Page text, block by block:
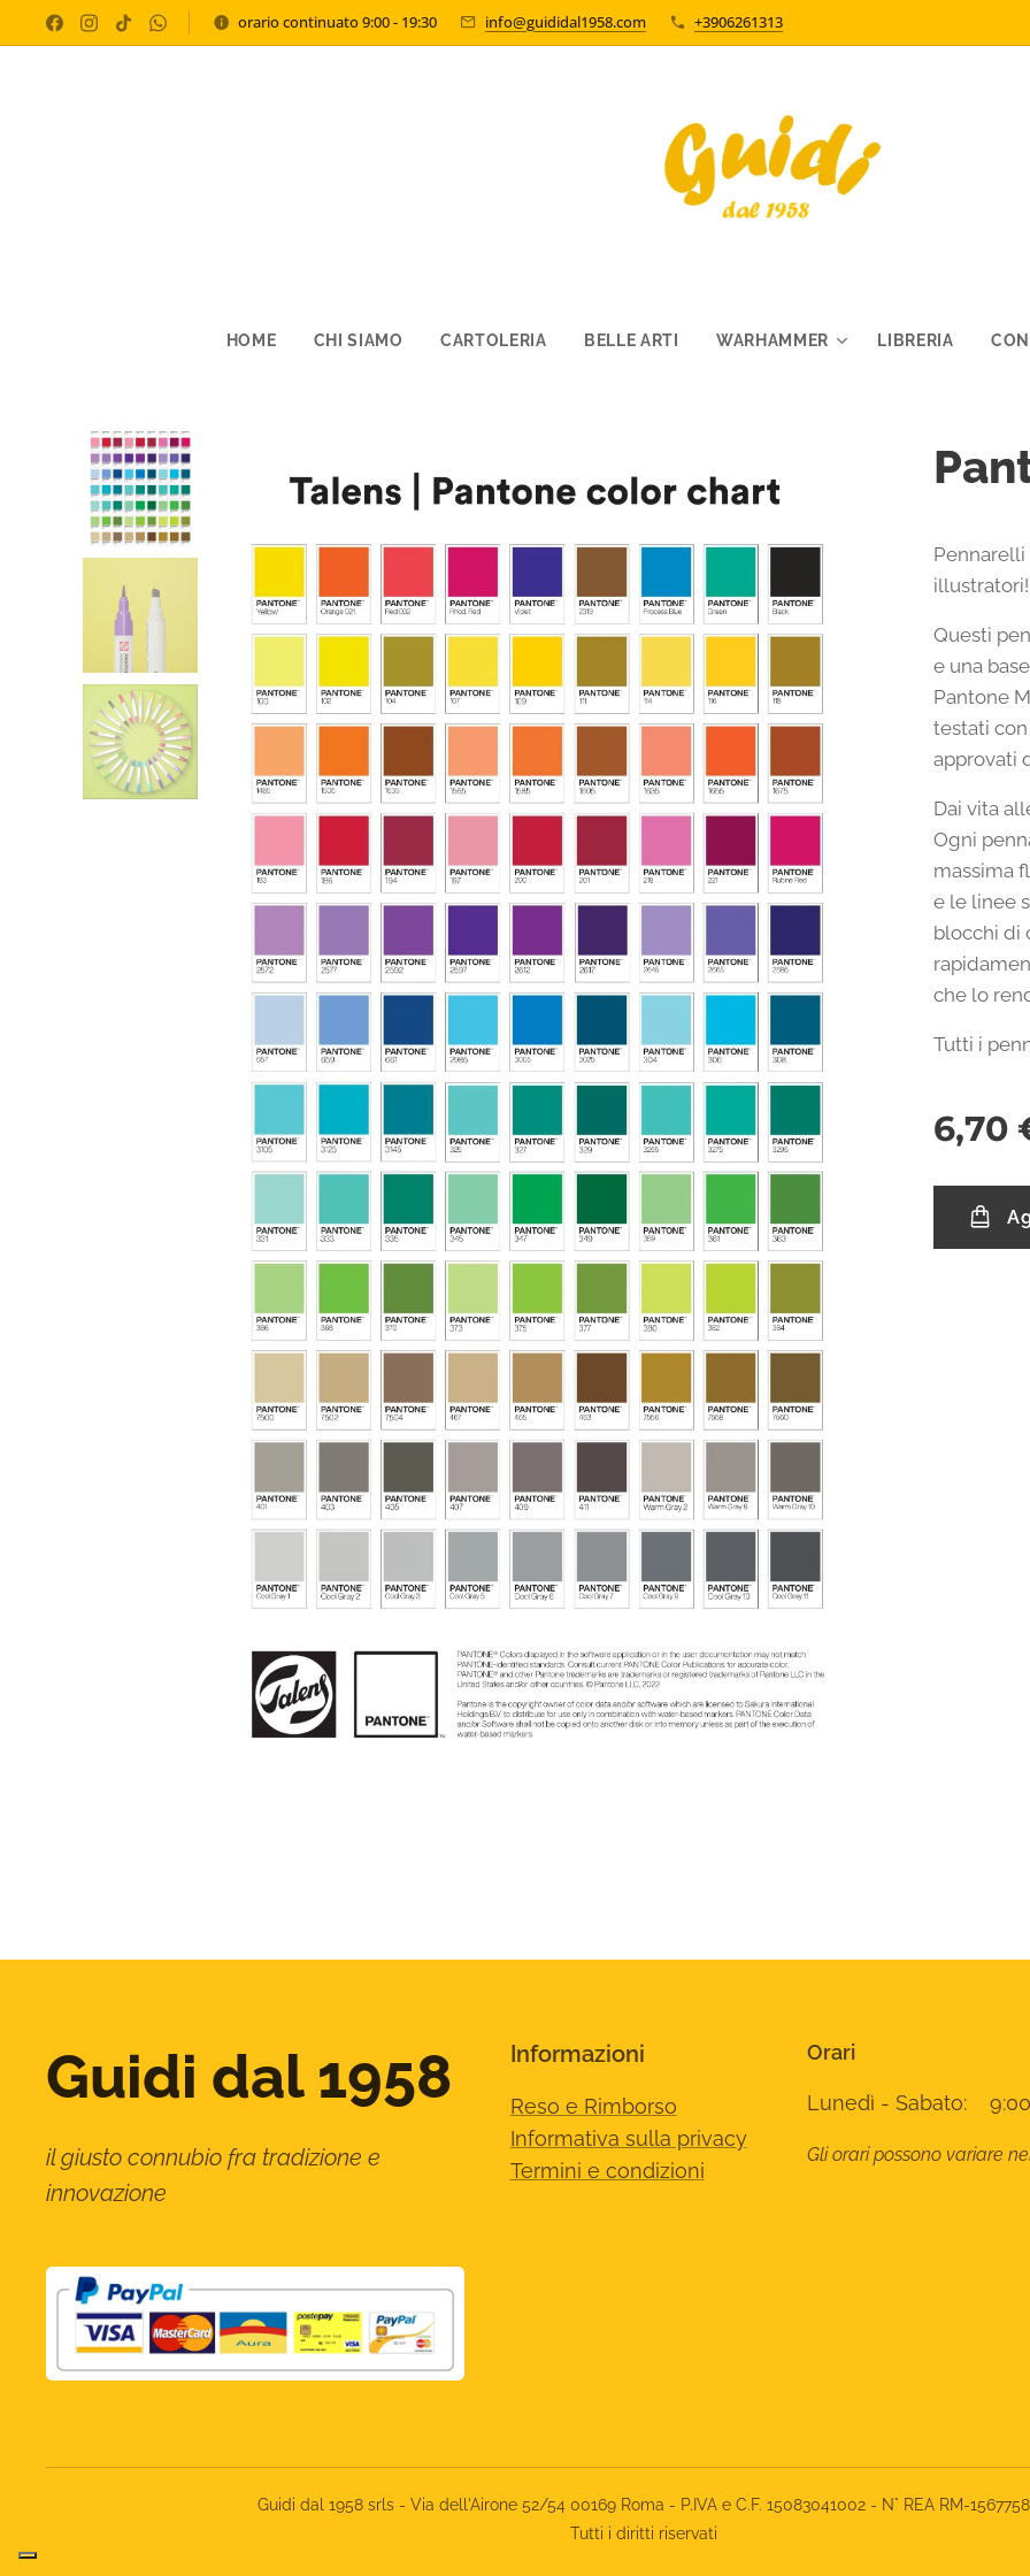
orario continuato 9:00 - 19:30 info@guididal1958.com +3906261313
HOME CHI SIAMO CARTOLERIA BELLE ARTI WARHAMMER LIBRERIA
illustratori!
Questi
e una
Pantone
testati
approvati
Dai vita
Ogni
massima
e le linee
blocchi di
che lo
Tutti i
6,70
Guidi dal 1958
il giusto connubio fra tradizione e
innovazione
Informazioni
Reso e Rimborso
Informativa sulla privacy
Termini e condizioni
Orari
Lunedì - Sabato: 9:00
Gli orari possono variare
Guidi dal 1958 srls - Via dell'Airone 52/54 00169 Roma - P.IVA e C.F. 15083041002 - N° REA RM-1567758
Tutti i diritti riservati